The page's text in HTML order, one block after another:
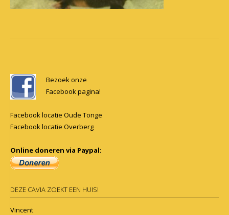
navigation
Bezoek onze
Facebook pagina!
Facebook locatie Oude Tonge
Facebook locatie Overberg
Online doneren via Paypal:
DEZE CAVIA ZOEKT EEN HUIS!
Vincent